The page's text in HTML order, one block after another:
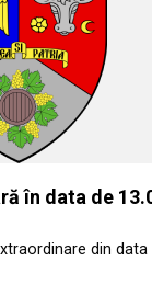
în data de
din